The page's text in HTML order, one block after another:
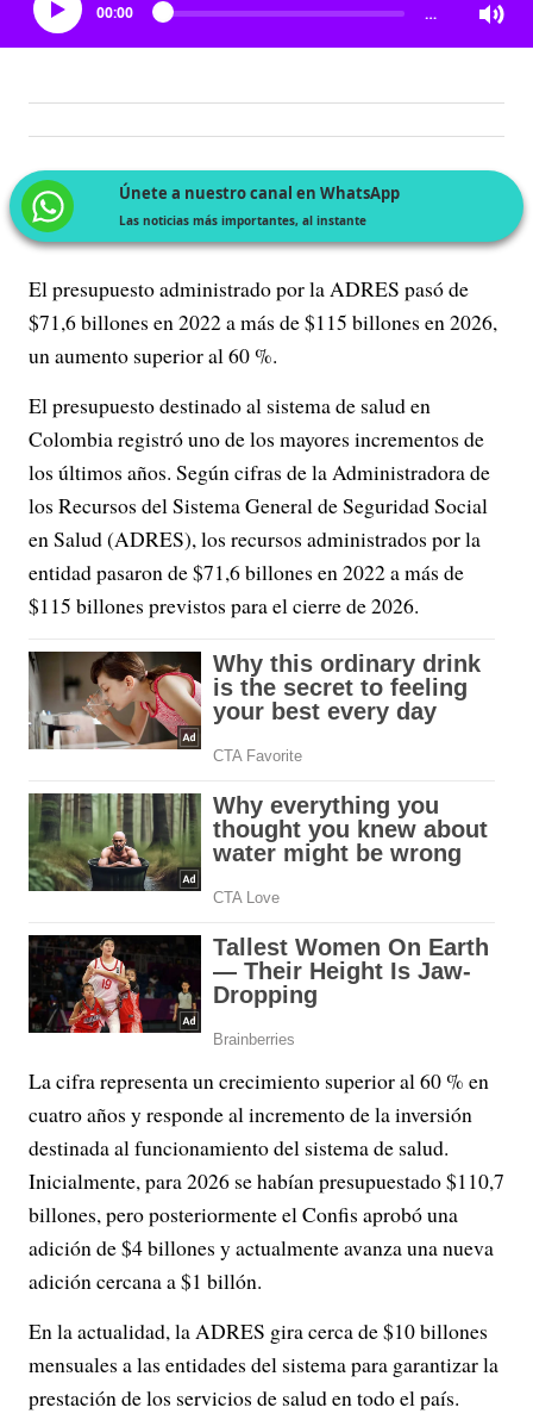
00:00 …
Únete a nuestro canal en WhatsApp
Las noticias más importantes, al instante
El presupuesto administrado por la ADRES pasó de
$71,6 billones en 2022 a más de $115 billones en 2026,
un aumento superior al 60 %.
El presupuesto destinado al sistema de salud en
Colombia registró uno de los mayores incrementos de
los últimos años. Según cifras de la Administradora de
los Recursos del Sistema General de Seguridad Social
en Salud (ADRES), los recursos administrados por la
entidad pasaron de $71,6 billones en 2022 a más de
$115 billones previstos para el cierre de 2026.
La cifra representa un crecimiento superior al 60 % en
cuatro años y responde al incremento de la inversión
destinada al funcionamiento del sistema de salud.
Inicialmente, para 2026 se habían presupuestado $110,7
billones, pero posteriormente el Confis aprobó una
adición de $4 billones y actualmente avanza una nueva
adición cercana a $1 billón.
En la actualidad, la ADRES gira cerca de $10 billones
mensuales a las entidades del sistema para garantizar la
prestación de los servicios de salud en todo el país.